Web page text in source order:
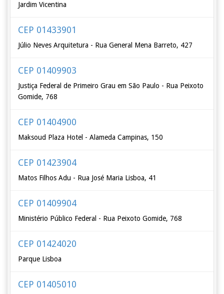
Jardim Vicentina
CEP 01433901
Júlio Neves Arquitetura - Rua General Mena Barreto, 427
CEP 01409903
Justiça Federal de Primeiro Grau em São Paulo - Rua Peixoto
Gomide, 768
CEP 01404900
Maksoud Plaza Hotel - Alameda Campinas, 150
CEP 01423904
Matos Filhos Adu - Rua José Maria Lisboa, 41
CEP 01409904
Ministério Público Federal - Rua Peixoto Gomide, 768
CEP 01424020
Parque Lisboa
CEP 01405010